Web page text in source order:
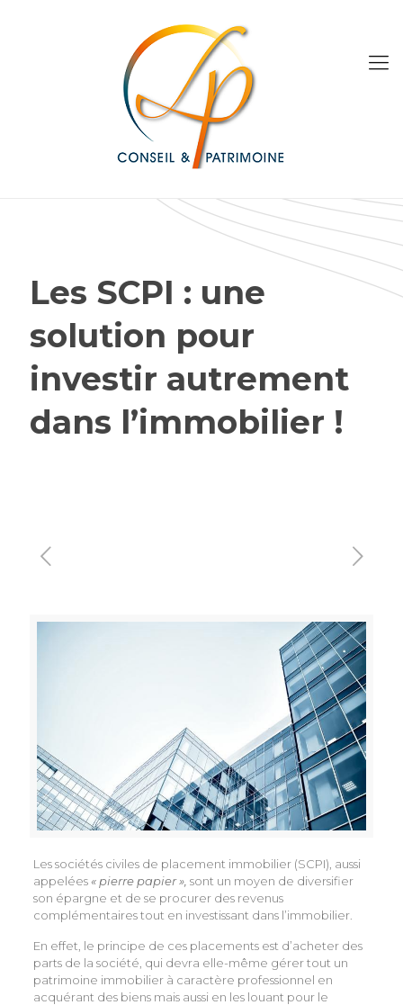
Les SCPI : une
solution pour
investir autrement
dans l’immobilier !
Les sociétés civiles de placement immobilier (SCPI), aussi
appelées « pierre papier », sont un moyen de diversifier
son épargne et de se procurer des revenus
complémentaires tout en investissant dans l’immobilier.
En effet, le principe de ces placements est d’acheter des
parts de la société, qui devra elle-même gérer tout un
patrimoine immobilier à caractère professionnel en
acquérant des biens mais aussi en les louant pour le